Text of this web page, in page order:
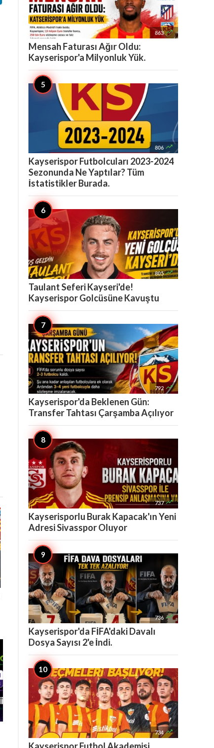
863 
Mensah Faturası Ağır Oldu:
Kayserispor'a Milyonluk Yük.
806 
Kayserispor Futbolcuları 2023-2024
Sezonunda Ne Yaptılar? Tüm
İstatistikler Burada.
805 
Taulant Seferi Kayseri'de!
Kayserispor Golcüsüne Kavuştu
792 
Kayserispor'da Beklenen Gün:
Transfer Tahtası Çarşamba Açılıyor
737 
Kayserisporlu Burak Kapacak'ın Yeni
Adresi Sivasspor Oluyor
736 
Kayserispor'da FİFA'daki Davalı
Dosya Sayısı 2'e İndi.
734 